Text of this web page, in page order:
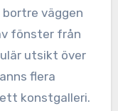
bortre väggen
fönster från
utsikt över
flera
konstgalleri.